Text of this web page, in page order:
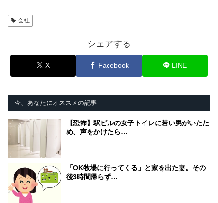
会社
シェアする
X Facebook LINE
今、あなたにオススメの記事
【恐怖】駅ビルの女子トイレに若い男がいたた
め、声をかけたら…
「OK牧場に行ってくる」と家を出た妻。その
後3時間帰らず…